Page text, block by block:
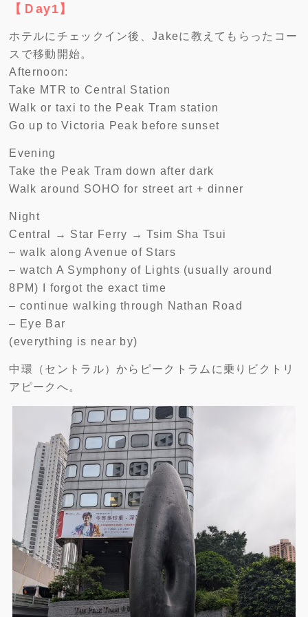
【Ｄay1】
ホテルにチェックイン後、Jakeに教えてもらったコー
スで移動開始。
Afternoon:
Take MTR to Central Station
Walk or taxi to the Peak Tram station
Go up to Victoria Peak before sunset
Evening
Take the Peak Tram down after dark
Walk around SOHO for street art + dinner
Night
Central → Star Ferry → Tsim Sha Tsui
– walk along Avenue of Stars
– watch A Symphony of Lights (usually around
8PM) I forgot the exact time
– continue walking through Nathan Road
– Eye Bar
(everything is near by)
中環（セントラル）からピークトラムに乗りビクトリ
アピークへ。